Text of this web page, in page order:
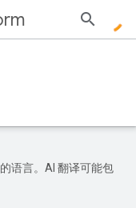
语言。AI 翻译可能包